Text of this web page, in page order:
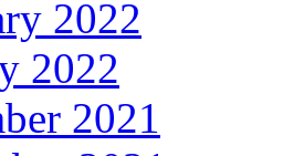
2022
2022
2021